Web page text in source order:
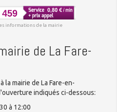
informations de la mairie
de La Fare-
la mairie de La Fare-en-
indiqués ci-dessous:
à 12:00